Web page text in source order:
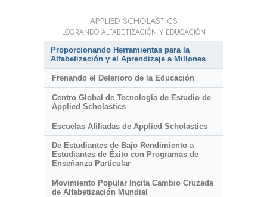
APPLIED SCHOLASTICS
LOGRANDO ALFABETIZACIÓN Y EDUCACIÓN
Proporcionando Herramientas para la
Alfabetización y el Aprendizaje a Millones
Frenando el Deterioro de la Educación
Centro Global de Tecnología de Estudio de
Applied Scholastics
Escuelas Afiliadas de Applied Scholastics
De Estudiantes de Bajo Rendimiento a
Estudiantes de Éxito con Programas de
Enseñanza Particular
Movimiento Popular Incita Cambio Cruzada
de Alfabetización Mundial